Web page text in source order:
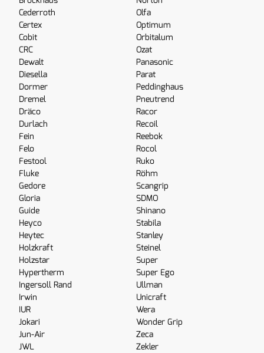
Cederroth
Certex
Cobit
CRC
Dewalt
Diesella
Dormer
Dremel
Dräco
Durlach
Fein
Felo
Festool
Fluke
Gedore
Gloria
Guide
Heyco
Heytec
Holzkraft
Holzstar
Hypertherm
Ingersoll Rand
Irwin
IUR
Jokari
Jun-Air
JWL
Olfa
Optimum
Orbitalum
Ozat
Panasonic
Parat
Peddinghaus
Pneutrend
Racor
Recoil
Reebok
Rocol
Ruko
Röhm
Scangrip
SDMO
Shinano
Stabila
Stanley
Steinel
Super
Super Ego
Ullman
Unicraft
Wera
Wonder Grip
Zeca
Zekler